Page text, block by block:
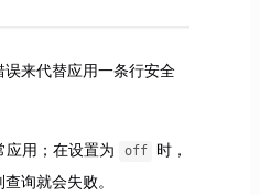
来代替应用一条行安全
应用；在设置为 off
时，
询就会失败。